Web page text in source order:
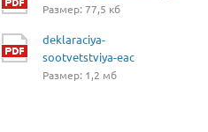
Размер: 77,5 кб
deklaraciya-
sootvetstviya-eac
Размер: 1,2 мб